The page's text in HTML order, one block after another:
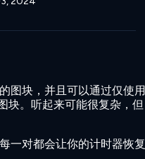
图块，并且可以通过仅使用
块。听起来可能很复杂，但
一对都会让你的计时器恢复